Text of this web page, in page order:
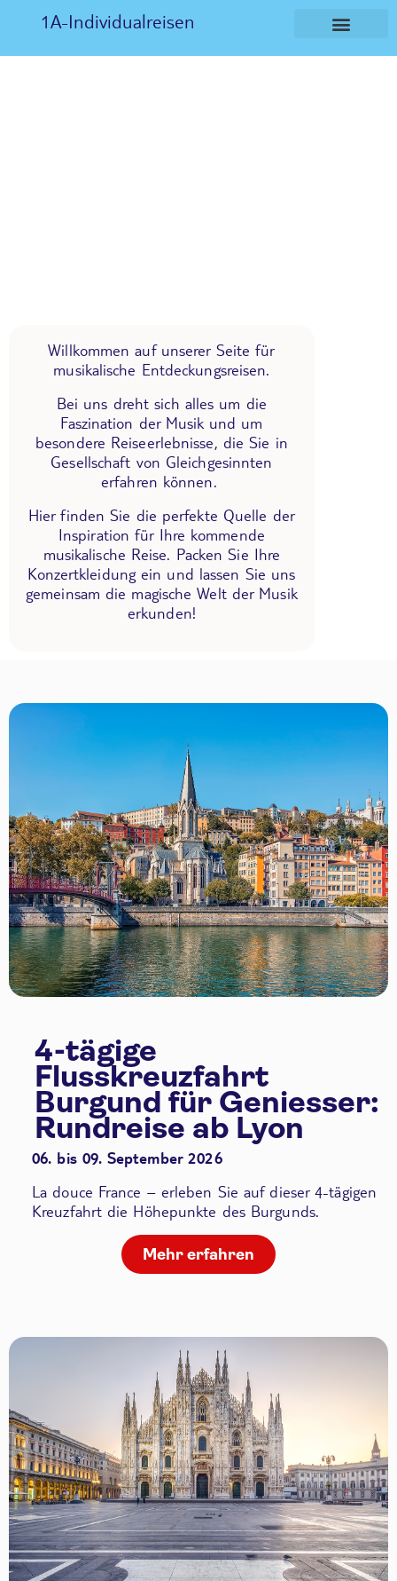
1A-Individualreisen
Willkommen auf unserer Seite für
musikalische Entdeckungsreisen.
Bei uns dreht sich alles um die
Faszination der Musik und um
besondere Reiseerlebnisse, die Sie in
Gesellschaft von Gleichgesinnten
erfahren können.
Hier finden Sie die perfekte Quelle der
Inspiration für Ihre kommende
musikalische Reise. Packen Sie Ihre
Konzertkleidung ein und lassen Sie uns
gemeinsam die magische Welt der Musik
erkunden!
4-tägige
Flusskreuzfahrt
Burgund für Geniesser:
Rundreise ab Lyon
06. bis 09. September 2026
La douce France – erleben Sie auf dieser 4-tägigen
Kreuzfahrt die Höhepunkte des Burgunds.
Mehr erfahren